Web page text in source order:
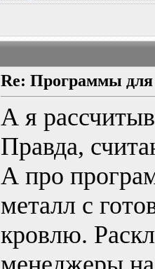
Re: Программы для
А я
Правда,
А про
металл с
кровлю.